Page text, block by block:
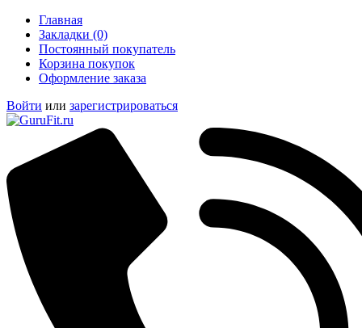
Главная
Закладки (0)
Постоянный покупатель
Корзина покупок
Оформление заказа
Войти или зарегистрироваться